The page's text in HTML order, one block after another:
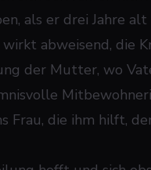
als er drei Jahre alt
abweisend, die
der Mutter, wo
Frau, die ihm hilft,